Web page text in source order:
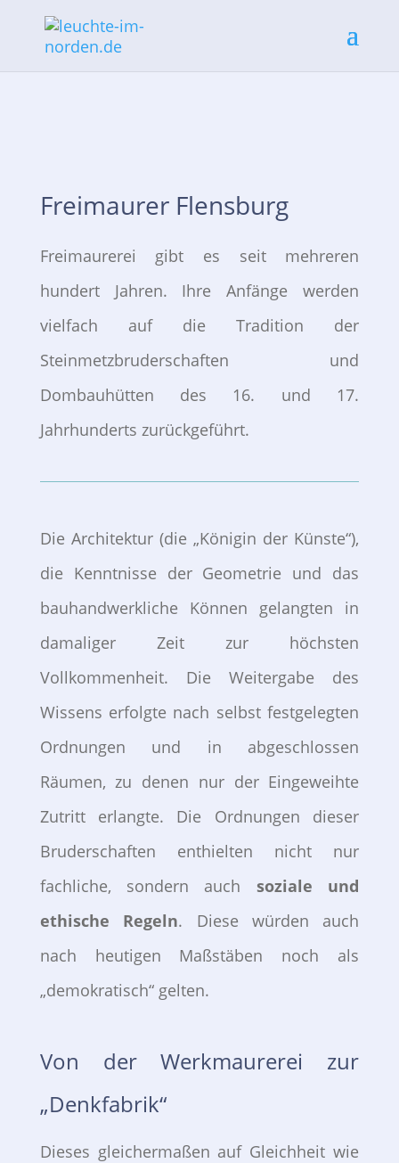
Freimaurer Flensburg
Freimaurerei gibt es seit mehreren
hundert Jahren. Ihre Anfänge werden
vielfach auf die Tradition der
Steinmetzbruderschaften und
Dombauhütten des 16. und 17.
Jahrhunderts zurückgeführt.
Die Architektur (die „Königin der Künste“),
die Kenntnisse der Geometrie und das
bauhandwerkliche Können gelangten in
damaliger Zeit zur höchsten
Vollkommenheit. Die Weitergabe des
Wissens erfolgte nach selbst festgelegten
Ordnungen und in abgeschlossen
Räumen, zu denen nur der Eingeweihte
Zutritt erlangte. Die Ordnungen dieser
Bruderschaften enthielten nicht nur
fachliche, sondern auch soziale und
ethische Regeln. Diese würden auch
nach heutigen Maßstäben noch als
„demokratisch“ gelten.
Von der Werkmaurerei zur
„Denkfabrik“
Dieses gleichermaßen auf Gleichheit wie